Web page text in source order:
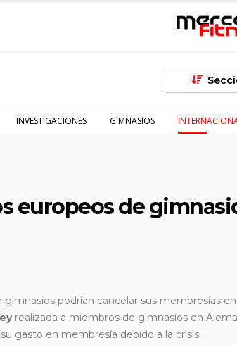
INVESTIGACIONES GIMNASIOS
europeos de
podrían cancelar sus membresías
realizada a miembros de gimnasios en
gasto en membresía debido a la crisis.